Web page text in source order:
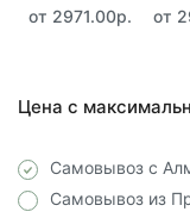
от 2971.00р. от
Цена с
Самовывоз с
Самовывоз из